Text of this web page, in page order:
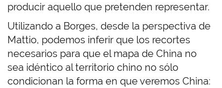
producir aquello que pretenden representar.
Utilizando a Borges, desde la perspectiva de
Mattio, podemos inferir que los recortes
necesarios para que el mapa de China no
sea idéntico al territorio chino no sólo
condicionan la forma en que veremos China: